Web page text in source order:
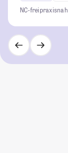
NC-freipraxisnah